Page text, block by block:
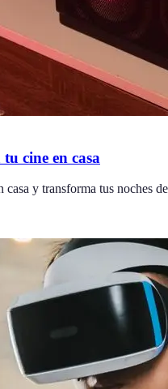
cine en casa
y transforma tus noches